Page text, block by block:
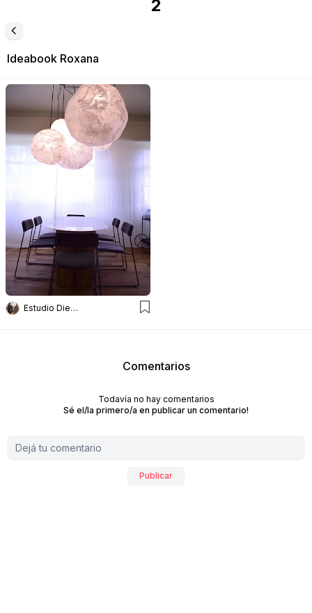
2
Ideabook Roxana
Estudio Diez Muzzio
Comentarios
Todavía no hay comentarios
Sé el/la primero/a en publicar un comentario!
Publicar